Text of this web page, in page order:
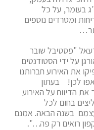
בעומר, על כל
ומטרדים נוספים
יזרעאל "פסטיבל שובר
על ידי הסטודנטים
את האירוע חברותנו
לכן! בעתון
הדיווח על האירוע
בחום לכל
בשנה הבאה. אמנם
רואים רק פה…".